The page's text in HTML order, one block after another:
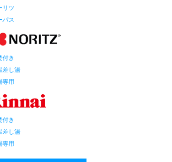
リツ
パス
付き
差し湯
専用
付き
差し湯
専用